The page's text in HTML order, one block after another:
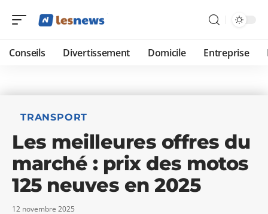
Conseils Divertissement Domicile Entreprise
TRANSPORT
Les meilleures offres du
marché : prix des motos
125 neuves en 2025
12 novembre 2025